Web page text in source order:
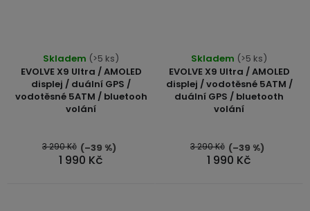
EVOLVE X9 Ultra / AMOLED
displej / duální GPS /
vodotěsné 5ATM / bluetooh
volání
hodnocení
produktu
je
5,0
5
hvězdiček.
Skladem (>5 ks)
1 990 Kč
3 290 Kč (–39 %)
EVOLVE X9 Ultra / AMOLED
displej / vodotěsné 5ATM /
duální GPS / bluetooth
volání
Skladem (>5 ks)
1 990 Kč
3 290 Kč (–39 %)